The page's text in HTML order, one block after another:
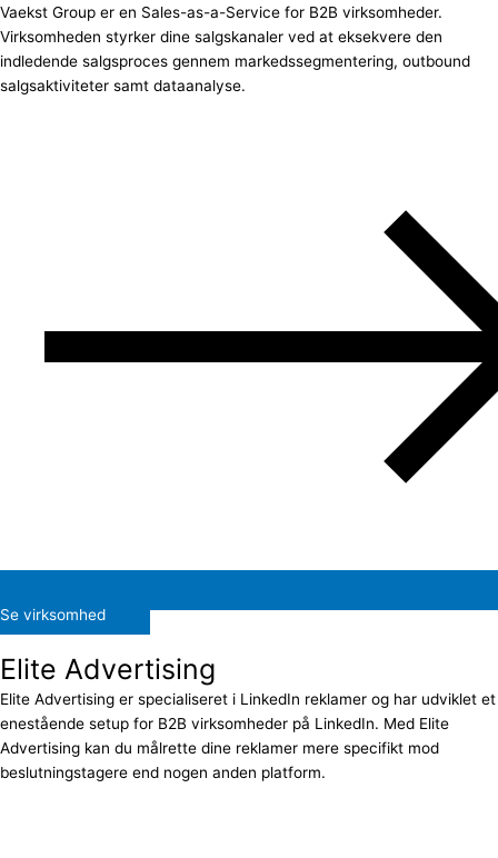
Vaekst Group er en Sales-as-a-Service for B2B virksomheder.
Virksomheden styrker dine salgskanaler ved at eksekvere den
indledende salgsproces gennem markedssegmentering, outbound
salgsaktiviteter samt dataanalyse.
Se virksomhed
Elite Advertising
Elite Advertising er specialiseret i LinkedIn reklamer og har udviklet et
enestående setup for B2B virksomheder på LinkedIn. Med Elite
Advertising kan du målrette dine reklamer mere specifikt mod
beslutningstagere end nogen anden platform.